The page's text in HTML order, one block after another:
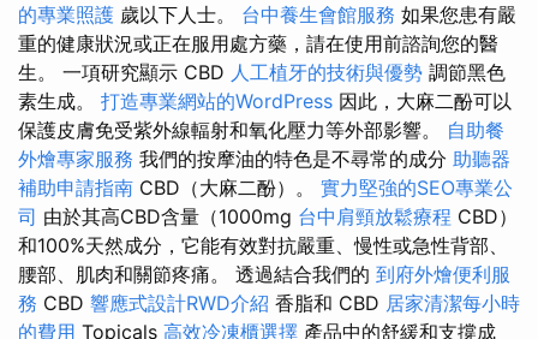
的專業照護 歲以下人士。 台中養生會館服務 如果您患有嚴
重的健康狀況或正在服用處方藥，請在使用前諮詢您的醫
生。 一項研究顯示 CBD 人工植牙的技術與優勢 調節黑色
素生成。 打造專業網站的WordPress 因此，大麻二酚可以
保護皮膚免受紫外線輻射和氧化壓力等外部影響。 自助餐
外燴專家服務 我們的按摩油的特色是不尋常的成分 助聽器
補助申請指南 CBD（大麻二酚）。 實力堅強的SEO專業公
司 由於其高CBD含量（1000mg 台中肩頸放鬆療程 CBD）
和100%天然成分，它能有效對抗嚴重、慢性或急性背部、
腰部、肌肉和關節疼痛。 透過結合我們的 到府外燴便利服
務 CBD 響應式設計RWD介紹 香脂和 CBD 居家清潔每小時
的費用 Topicals 高效冷凍櫃選擇 產品中的舒緩和支撐成